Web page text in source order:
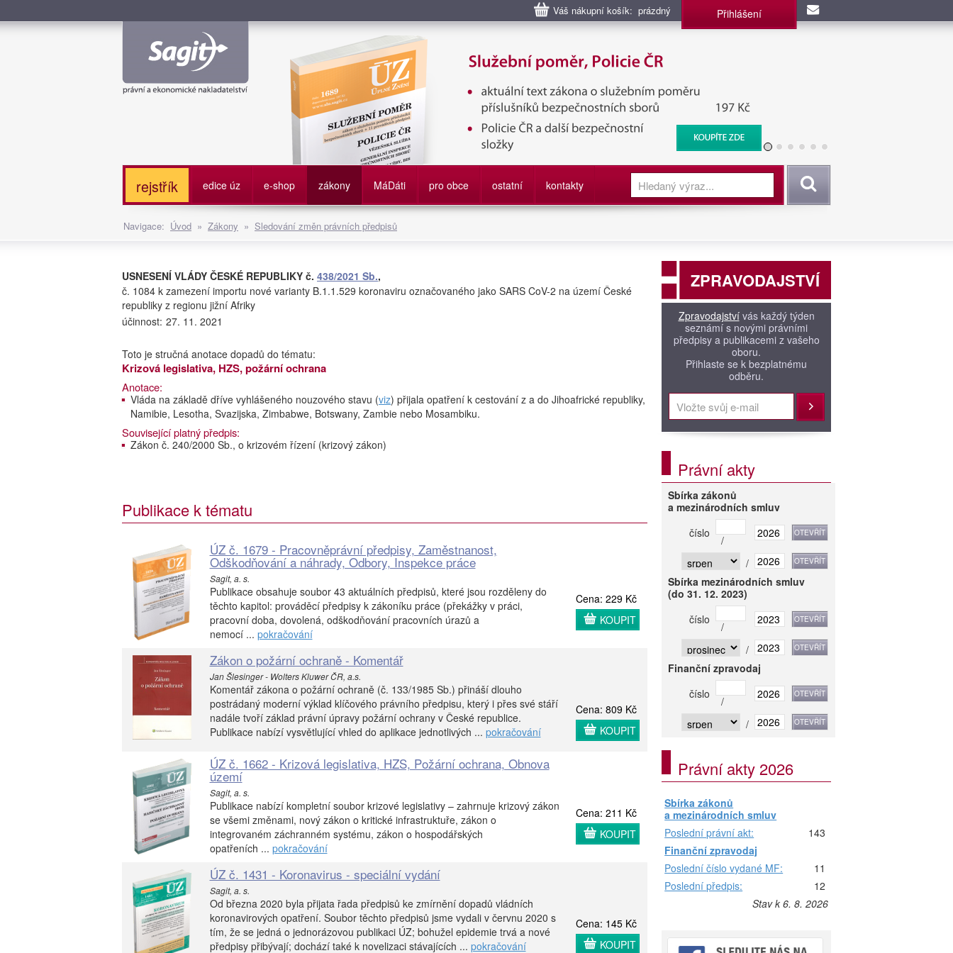
Váš nákupní košík: prázdný Přihlášení
Služební poměr příslušníků bezpečnostních sborů, Policie ČR, Vězeňská služba, BIS, Zpravodajské
služby
rejstřík edice úz e-shop zákony MáDáti pro obce ostatní kontakty Vyhledat
Navigace: Úvod » Zákony » Sledování změn právních předpisů
USNESENÍ VLÁDY ČESKÉ REPUBLIKY č. 438/2021 Sb.,
č. 1084 k zamezení importu nové varianty B.1.1.529 koronaviru označovaného jako SARS CoV-2 na území České
republiky z regionu jižní Afriky
účinnost: 27. 11. 2021
Toto je stručná anotace dopadů do tématu:
Krizová legislativa, HZS, požární ochrana
Anotace:
Vláda na základě dříve vyhlášeného nouzového stavu (viz) přijala opatření k cestování z a do Jihoafrické republiky,
Namibie, Lesotha, Svazijska, Zimbabwe, Botswany, Zambie nebo Mosambiku.
Související platný předpis:
Zákon č. 240/2000 Sb., o krizovém řízení (krizový zákon)
Publikace k tématu
ÚZ č. 1679 - Pracovněprávní předpisy, Zaměstnanost,
Odškodňování a náhrady, Odbory, Inspekce práce
Sagit, a. s.
Publikace obsahuje soubor 43 aktuálních předpisů, které jsou rozděleny do
těchto kapitol: prováděcí předpisy k zákoníku práce (překážky v práci,
pracovní doba, dovolená, odškodňování pracovních úrazů a
nemocí ... pokračování
Cena: 229 Kč
KOUPIT
Zákon o požární ochraně - Komentář
Jan Šlesinger - Wolters Kluwer ČR, a.s.
Komentář zákona o požární ochraně (č. 133/1985 Sb.) přináší dlouho
postrádaný moderní výklad klíčového právního předpisu, který i přes své stáří
nadále tvoří základ právní úpravy požární ochrany v České republice.
Publikace nabízí vysvětlující vhled do aplikace jednotlivých ... pokračování
Cena: 809 Kč
KOUPIT
ÚZ č. 1662 - Krizová legislativa, HZS, Požární ochrana, Obnova
území
Sagit, a. s.
Publikace nabízí kompletní soubor krizové legislativy – zahrnuje krizový zákon
se všemi změnami, nový zákon o kritické infrastruktuře, zákon o
integrovaném záchranném systému, zákon o hospodářských
opatřeních ... pokračování
Cena: 211 Kč
KOUPIT
ÚZ č. 1431 - Koronavirus - speciální vydání
Sagit, a. s.
Od března 2020 byla přijata řada předpisů ke zmírnění dopadů vládních
koronavirových opatření. Soubor těchto předpisů jsme vydali v červnu 2020 s
tím, že se jedná o jednorázovou publikaci ÚZ; bohužel epidemie trvá a nové
předpisy přibývají; dochází také k novelizaci stávajících ... pokračování
Cena: 145 Kč
KOUPIT
ZPRAVODAJSTVÍ
Zpravodajstvívás každý týden
seznámí s novými právními
předpisy a publikacemi z vašeho
oboru.
Přihlaste se k bezplatnému
odběru.
Přihlásit
Právní akty
Sbírka zákonů
a mezinárodních smluv
číslo
/
/
Sbírka mezinárodních smluv
(do 31. 12. 2023)
číslo
/
/
Finanční zpravodaj
číslo
/
/
Právní akty 2026
Sbírka zákonů
a mezinárodních smluv
Poslední právní akt:
143
Finanční zpravodaj
Poslední číslo vydané MF:
11
Poslední předpis:
12
Stav k 6. 8. 2026